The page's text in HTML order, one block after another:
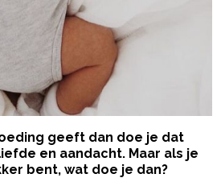
geeft dan doe je dat
en aandacht. Maar als je
bent, wat doe je dan?